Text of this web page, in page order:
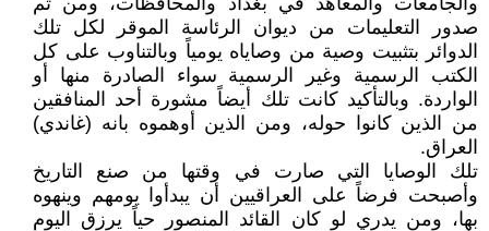
صدور التعليمات من ديوان الرئاسة الموقر لكل تلك
الدوائر بتثبيت وصية من وصاياه يومياً وبالتناوب على كل
الكتب الرسمية وغير الرسمية سواء الصادرة منها أو
الواردة. وبالتأكيد كانت تلك أيضاً مشورة أحد المنافقين
من الذين كانوا حوله، ومن الذين أوهموه بانه (غاندي)
العراق.
تلك الوصايا التي صارت في وقتها من صنع التاريخ
وأصبحت فرضاً على العراقيين أن يبدأوا يومهم وينهوه
بها، ومن يدري لو كان القائد المنصور حياً يرزق اليوم